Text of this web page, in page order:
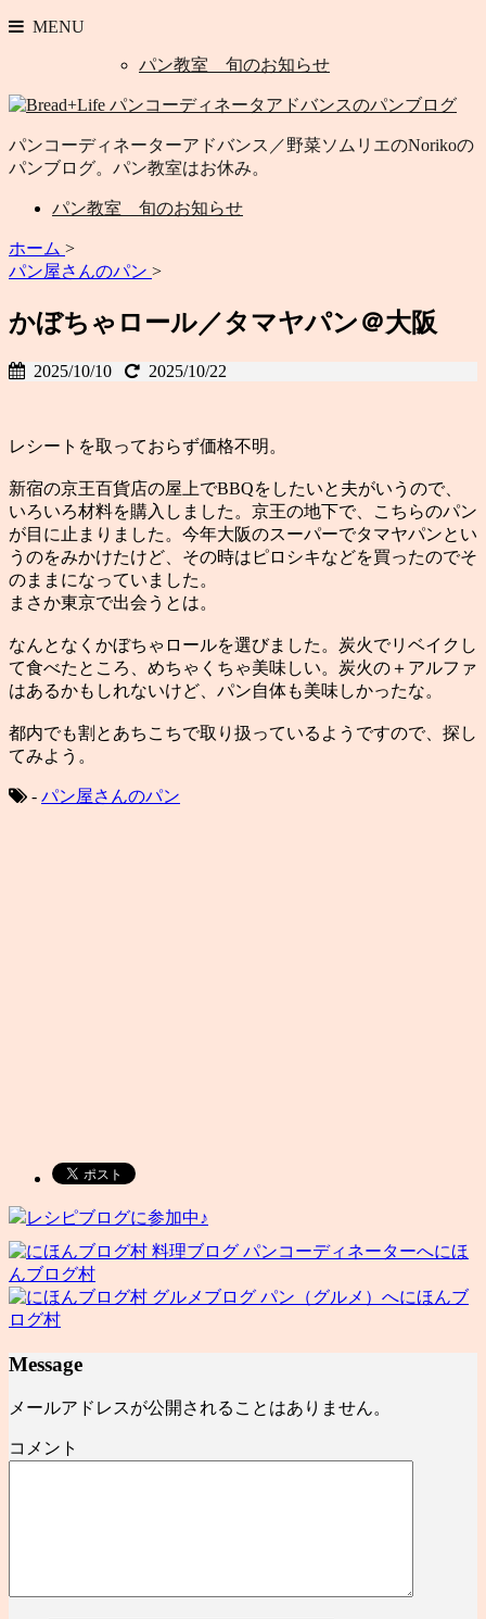
MENU
パン教室 旬のお知らせ
パンコーディネーターアドバンス／野菜ソムリエのNorikoの
パンブログ。パン教室はお休み。
パン教室 旬のお知らせ
ホーム >
パン屋さんのパン >
かぼちゃロール／タマヤパン＠大阪
2025/10/10 2025/10/22
レシートを取っておらず価格不明。
新宿の京王百貨店の屋上でBBQをしたいと夫がいうので、
いろいろ材料を購入しました。京王の地下で、こちらのパン
が目に止まりました。今年大阪のスーパーでタマヤパンとい
うのをみかけたけど、その時はピロシキなどを買ったのでそ
のままになっていました。
まさか東京で出会うとは。
なんとなくかぼちゃロールを選びました。炭火でリベイクし
て食べたところ、めちゃくちゃ美味しい。炭火の＋アルファ
はあるかもしれないけど、パン自体も美味しかったな。
都内でも割とあちこちで取り扱っているようですので、探し
てみよう。
- パン屋さんのパン
レシピブログに参加中♪
にほ
んブログ村
にほんブ
ログ村
Message
メールアドレスが公開されることはありません。
コメント